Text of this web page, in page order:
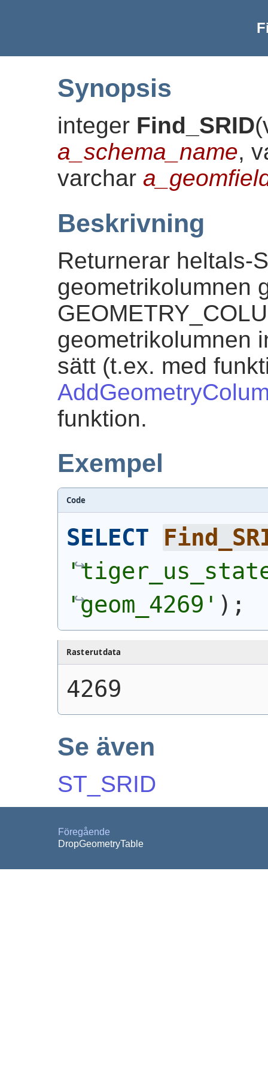
Synopsis
integer Find_SRID(
a_schema_name,
varchar
Beskrivning
Returnerar heltals-
geometrikolumnen
geometrikolumnen
sätt (t.ex. med
funktion.
Exempel
Code
SELECT
'geom_4269' ) ;
Rasterutdata
4269
Se även
ST_SRID
Föregående
DropGeometryTable